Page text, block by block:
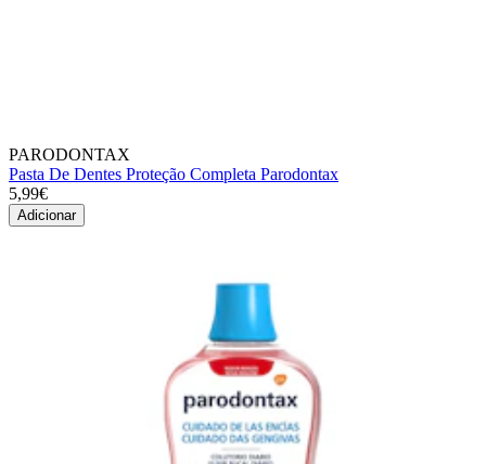
PARODONTAX
Pasta De Dentes Proteção Completa Parodontax
5,99€
Adicionar